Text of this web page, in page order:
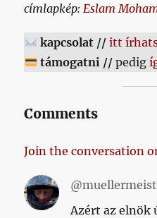
címlapkép: Eslam
kapcsolat // itt
támogatni //pedig
Comments
Join the conversation
Azért az elnök